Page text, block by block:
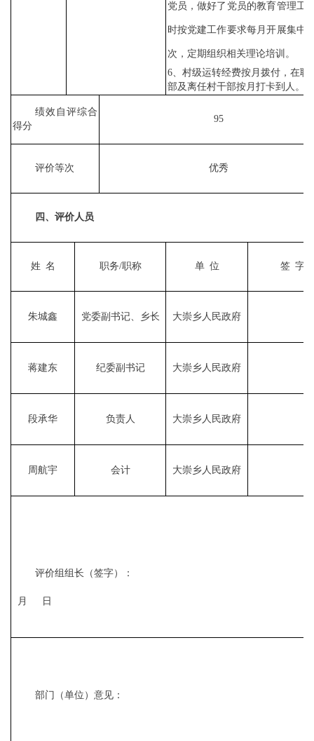
党员，做好了党员的教育管理工
时按党建工作要求每月开展集中
次，定期组织相关理论培训。
6、村级运转经费按月拨付，在职
部及离任村干部按月打卡到人。
绩效自评综合
得分
95
评价等次 优秀
四、评价人员
姓 名 职务/职称 单 位 签 字
朱城鑫 党委副书记、 乡长 大崇乡人民政府
蒋建东 纪委副 书记 大崇乡人民政府
段承华 负责人 大崇乡人民政府
周航宇 会计 大崇乡人民政府
评价组组长（签字）：
月 日
部门（单位）意见：